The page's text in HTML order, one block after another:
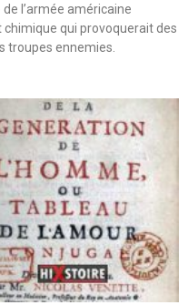
l’armée américaine
qui provoquerait des
troupes ennemies.